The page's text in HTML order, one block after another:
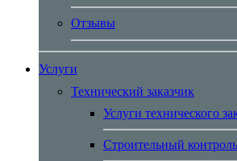
Отзывы
Услуги
Технический заказчик
Услуги технического
Строительный контроль